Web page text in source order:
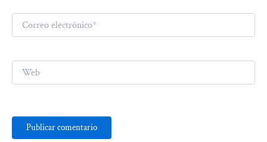
Correo
electrónico*
Web